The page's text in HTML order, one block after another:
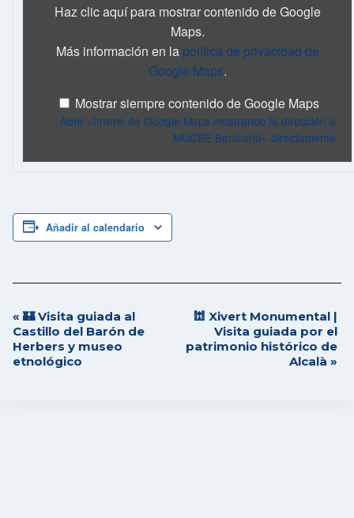
direcciónHaz clic aquí para mostrar contenido de Google
Maps.
Más información en la política de privacidad de
Google Maps.
Mostrar siempre contenido de Google Maps
Abrir «Iframe de Google Maps mostrando la dirección a
MUCBE Benicarló» directamente
Añadir al calendario
Navegación
del
Evento
« 🏰 Visita guiada al
Castillo del Barón de
Herbers y museo
etnológico
🕍 Xivert Monumental |
Visita guiada por el
patrimonio histórico de
Alcalà »